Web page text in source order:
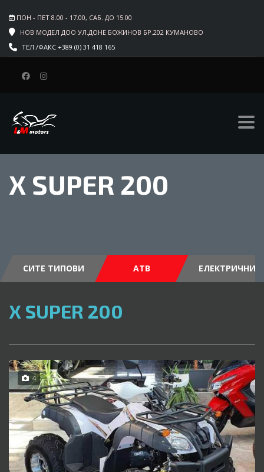
ПОН - ПЕТ 8.00 - 17.00, САБ. ДО 15.00
НОВ МОДЕЛ ДОО УЛ.ДОНЕ БОЖИНОВ БР.202 КУМАНОВО
ТЕЛ./ФАКС +389 (0) 31 418 165
X SUPER 200
СИТЕ ТИПОВИ АТВ ЕЛЕКТРИЧНИ
X SUPER 200
4